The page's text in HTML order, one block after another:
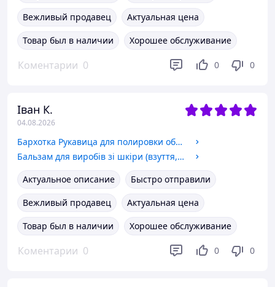
Вежливый продавец
Актуальная цена
Товар был в наличии
Хорошее обслуживание
Коментарии 0 0 0
Іван К.
04.08.2026
Бархотка Рукавица для полировки обуви Easy Step glove.
Бальзам для виробів зі шкіри (взуття, куртки, меблі) безкольоровий з бджолиним воском Platinum 15 мл.
Актуальное описание
Быстро отправили
Вежливый продавец
Актуальная цена
Товар был в наличии
Хорошее обслуживание
Коментарии 0 0 0